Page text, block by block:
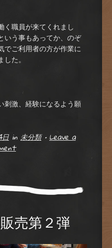
く職員が来てくれまし
いう事もあってか、のぞ
でご利用者の方が作業に
た。
刺激、経験になるよう願
in 未分類 •Leave a
売第２弾